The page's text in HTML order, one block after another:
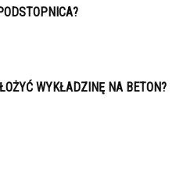
WYKŁADZINĘ NA BETON?